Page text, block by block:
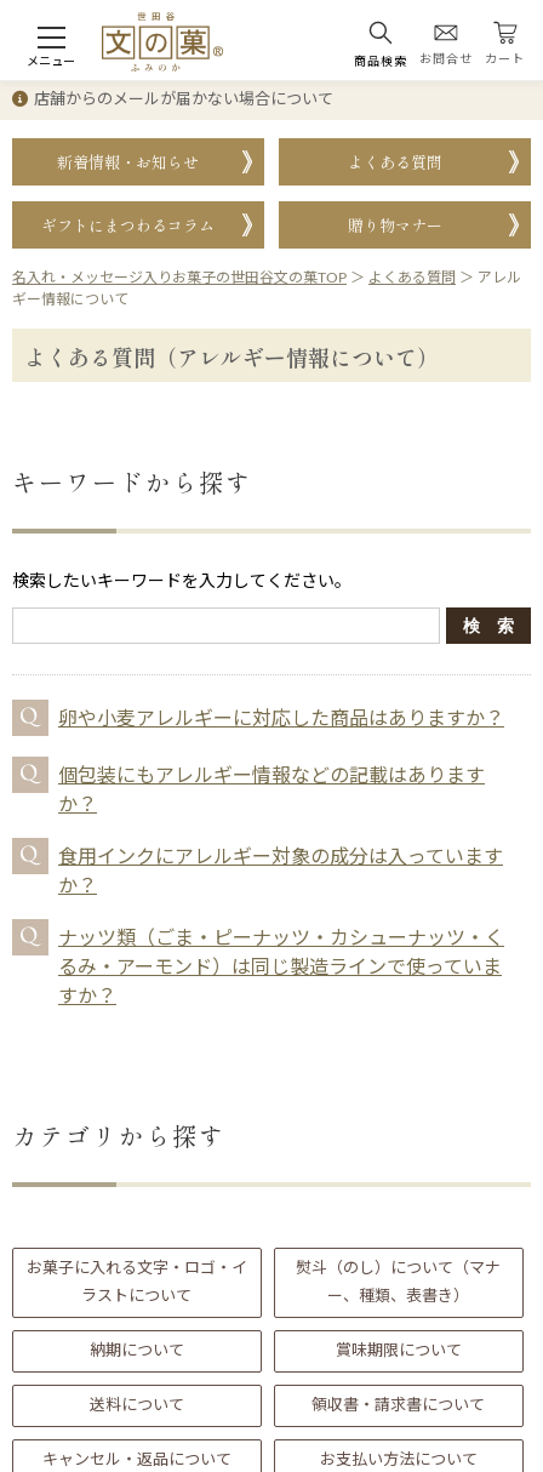
メニュー 商品検索 お問合せ カート
？
退職・異動の挨拶におすすめのお菓子ギ
フト5選
失敗し
店舗からのメールが届かない場合について
新着情報・お知らせ よくある質問
ギフトにまつわるコラム 贈り物マナー
名入れ・メッセージ入りお菓子の世田谷文の菓TOP ＞ よくある質問 ＞ アレル
ギー情報について
よくある質問（アレルギー情報について）
キーワードから探す
検索したいキーワードを入力してください。
卵や小麦アレルギーに対応した商品はありますか？
個包装にもアレルギー情報などの記載はあります
か？
食用インクにアレルギー対象の成分は入っています
か？
ナッツ類（ごま・ピーナッツ・カシューナッツ・く
るみ・アーモンド）は同じ製造ラインで使っていま
すか？
カテゴリから探す
お菓子に入れる文字・ロゴ・イ
ラストについて
熨斗（のし）について（マナ
ー、種類、表書き）
納期について 賞味期限について
送料について 領収書・請求書について
キャンセル・返品について お支払い方法について